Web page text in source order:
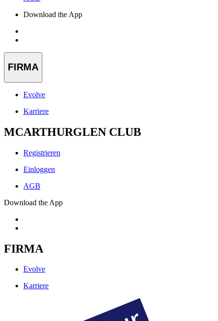
Download the App
FIRMA
Evolve
Karriere
MCARTHURGLEN CLUB
Registrieren
Einloggen
AGB
Download the App
FIRMA
Evolve
Karriere